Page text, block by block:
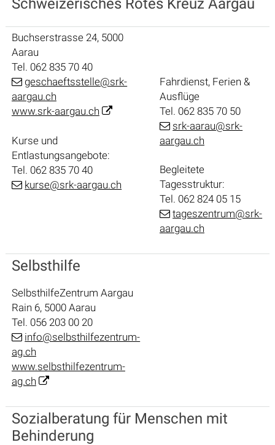
Schweizerisches Rotes Kreuz Aargau
Buchserstrasse 24, 5000
Aarau
Tel. 062 835 70 40
geschaeftsstelle@srk-
aargau.ch
www.srk-aargau.ch
Kurse und
Entlastungsangebote:
Tel. 062 835 70 40
kurse@srk-aargau.ch
Fahrdienst, Ferien &
Ausflüge
Tel. 062 835 70 50
srk-aarau@srk-
aargau.ch
Begleitete
Tagesstruktur:
Tel. 062 824 05 15
tageszentrum@srk-
aargau.ch
Selbsthilfe
SelbsthilfeZentrum Aargau
Rain 6, 5000 Aarau
Tel. 056 203 00 20
info@selbsthilfezentrum-
ag.ch
www.selbsthilfezentrum-
ag.ch
Sozialberatung für Menschen mit
Behinderung